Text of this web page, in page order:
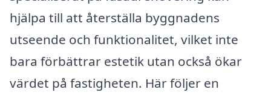
hjälpa till att återställa byggnadens
utseende och funktionalitet, vilket inte
bara förbättrar estetik utan också ökar
värdet på fastigheten. Här följer en